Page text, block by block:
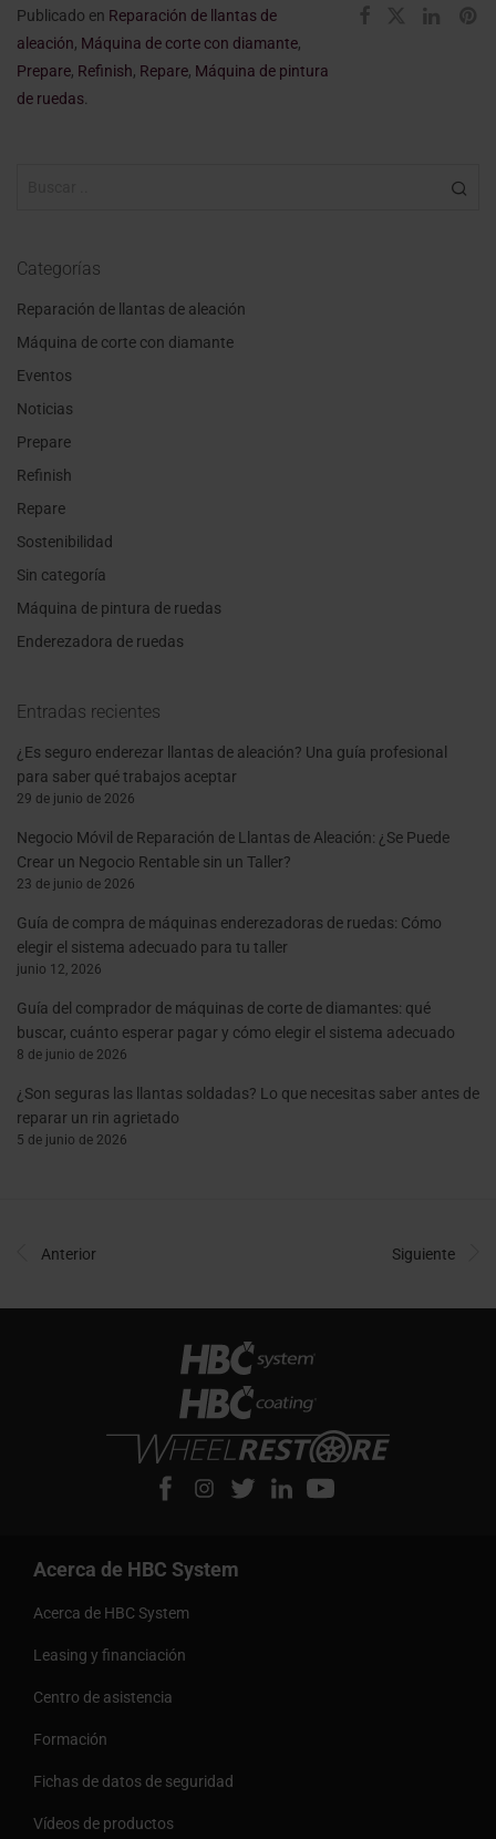
Publicado en Reparación de llantas de
aleación, Máquina de corte con diamante,
Prepare, Refinish, Repare, Máquina de pintura
de ruedas
Categorías
Reparación de llantas de aleación
Máquina de corte con diamante
Eventos
Noticias
Prepare
Refinish
Repare
Sostenibilidad
Sin categoría
Máquina de pintura de ruedas
Enderezadora de ruedas
Entradas recientes
¿Es seguro enderezar llantas de aleación? Una guía profesional
para saber qué trabajos aceptar
29 de junio de 2026
Negocio Móvil de Reparación de Llantas de Aleación: ¿Se Puede
Crear un Negocio Rentable sin un Taller?
23 de junio de 2026
Guía de compra de máquinas enderezadoras de ruedas: Cómo
elegir el sistema adecuado para tu taller
junio 12, 2026
Guía del comprador de máquinas de corte de diamantes: qué
buscar, cuánto esperar pagar y cómo elegir el sistema adecuado
8 de junio de 2026
¿Son seguras las llantas soldadas? Lo que necesitas saber antes de
reparar un rin agrietado
5 de junio de 2026
Anterior Siguiente
Acerca de HBC System
Acerca de HBC System
Leasing y financiación
Centro de asistencia
Formación
Fichas de datos de seguridad
Vídeos de productos